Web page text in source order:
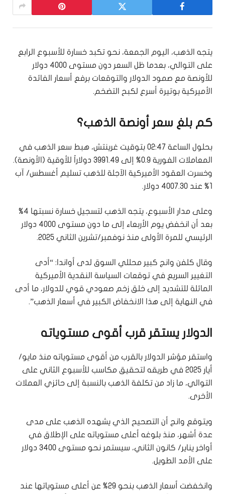
يتجه الذهب، اليوم الجمعة، نحو تكبد خسارة للأسبوع الرابع
على التوالي، بعدما ظل السعر دون ⁠مستوى 4000 دولار
للأونصة مع صمود الدولار والتوقعات برفع أسعار الفائدة
الأميركية بوتيرة أسرع لكبح التضخم.
كم بلغ سعر أونصة الذهب؟
بحلول الساعة 02:47 بتوقيت غرينتش، هبط سعر الذهب ⁠في
المعاملات الفورية 0.9% إلى 3991.49 دولاراً للأوقية (الأونصة).
وخسرت العقود الأميركية الآجلة للذهب تسليم أغسطس/ آب
1% عند 4007.30 دولار.
وعلى مدار الأسبوع، يتجه الذهب لتسجيل خسارة نسبتها 4%
بعد أن انخفض يوم الأربعاء إلى ما دون مستوى ​4000 دولار
الرئيسي للمرة الأولى منذ نوفمبر/تشرين الثاني 2025.
وقال كلفن وانج كبير محللي ⁠السوق لدى أواندا: “أدى
التغيير السريع في توقعات السياسة النقدية الأميركية
المائلة للتشديد ‌إلى خلق زخم صعودي قوي للدولار، ما أدى
في النهاية إلى هذا الانخفاض الكبير في أسعار الذهب”.
الدولار يستقر قرب أقوى مستوياته
واستقر مؤشر الدولار بالقرب من أقوى مستوياته ⁠منذ مايو/
أيار 2025 في طريقه ​لتحقيق ​مكاسب للأسبوع الثاني على
التوالي، ما زاد من تكلفة الذهب بالنسبة إلى حائزي العملات
الأخرى.
ويتوقع وانج أن التصحيح الذي يشهده الذهب على مدى
عدة أشهر، منذ ‌بلوغه ⁠أعلى مستوياته على ​الإطلاق في
أواخر يناير/ كانون الثاني، سيستمر نحو مستوى 3400 دولار
على الأمد الطويل.
وانخفضت أسعار الذهب بنحو 29% عن أعلى مستوياتها عند